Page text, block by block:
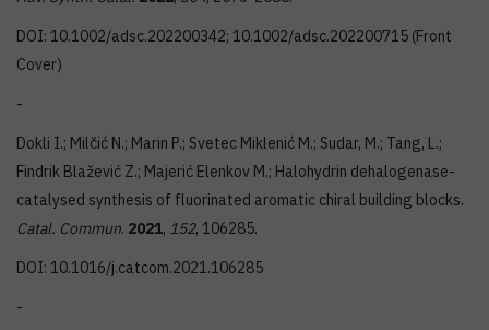
DOI: 10.1002/adsc.202200342; 10.1002/adsc.202200715 (Front
Cover)
-
Dokli I.; Milčić N.; Marin P.; Svetec Miklenić M.; Sudar, M.; Tang, L.;
Findrik Blažević Z.; Majerić Elenkov M.; Halohydrin dehalogenase-
catalysed synthesis of fluorinated aromatic chiral building blocks.
Catal. Commun. 2021, 152, 106285.
DOI: 10.1016/j.catcom.2021.106285
-